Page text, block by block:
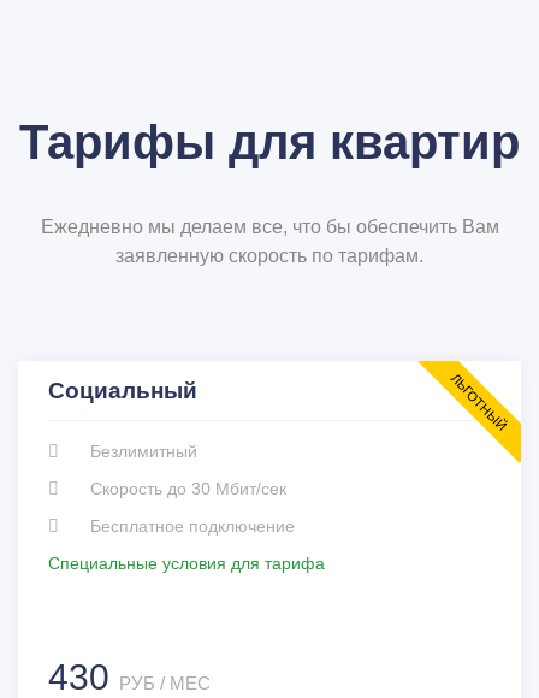
Тарифы для квартир
Ежедневно мы делаем все, что бы обеспечить Вам
заявленную скорость по тарифам.
ЛЬГОТНЫЙ
Социальный
Безлимитный
Скорость до 30 Мбит/сек
Бесплатное подключение
Специальные условия для тарифа
430 РУБ / МЕС